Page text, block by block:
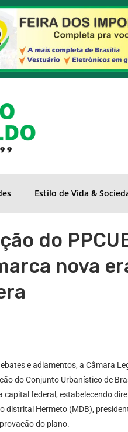
Estilo de Vida &
do
nova
e adiamentos, a Câmara
do Conjunto Urbanístico de
capital federal, estabelecendo
distrital Hermeto (MDB),
do plano.